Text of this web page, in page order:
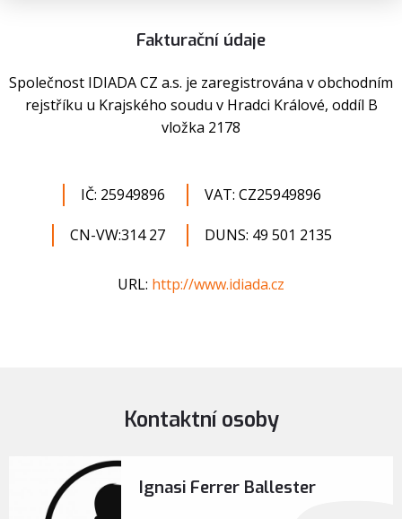
Fakturační údaje
Společnost IDIADA CZ a.s. je zaregistrována v obchodním
rejstříku u Krajského soudu v Hradci Králové, oddíl B
vložka 2178
IČ: 25949896 VAT: CZ25949896
CN-VW:314 27 DUNS: 49 501 2135
URL: http://www.idiada.cz
Kontaktní osoby
Ignasi Ferrer Ballester